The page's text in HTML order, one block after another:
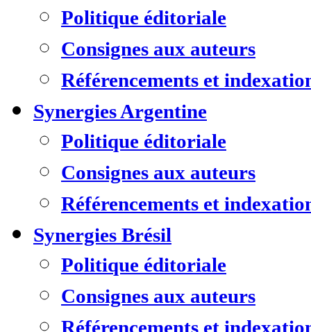
Politique éditoriale
Consignes aux auteurs
Référencements et
Synergies Argentine
Politique éditoriale
Consignes aux auteurs
Référencements et
Synergies Brésil
Politique éditoriale
Consignes aux auteurs
Référencements et